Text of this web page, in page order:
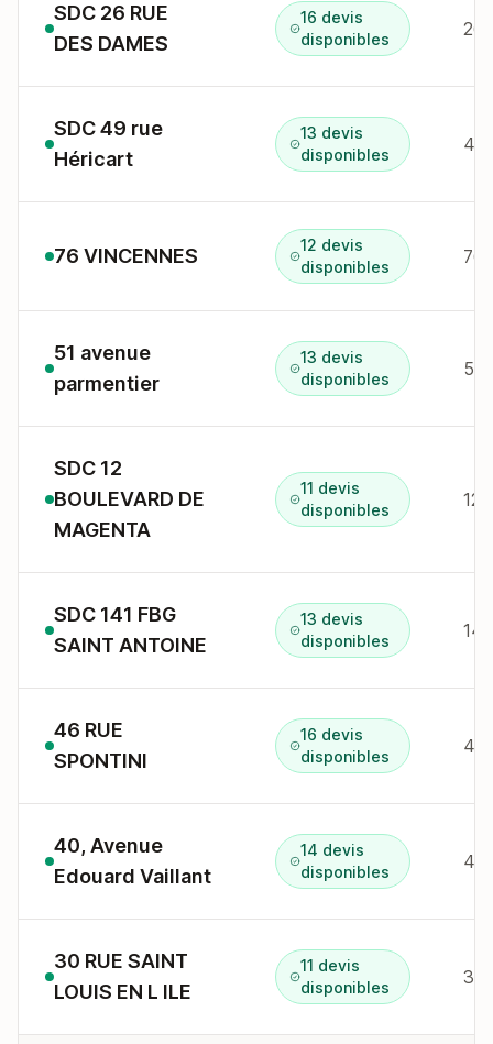
SDC 26 RUE
DES DAMES
16 devis
disponibles
26
SDC 49 rue
Héricart
13 devis
disponibles
49
76 VINCENNES
12 devis
disponibles
76
51 avenue
parmentier
13 devis
disponibles
51
SDC 12
BOULEVARD DE
MAGENTA
11 devis
disponibles
12
SDC 141 FBG
SAINT ANTOINE
13 devis
disponibles
46 RUE
SPONTINI
16 devis
disponibles
46
40, Avenue
Edouard Vaillant
14 devis
disponibles
30 RUE SAINT
LOUIS EN L ILE
11 devis
disponibles
30